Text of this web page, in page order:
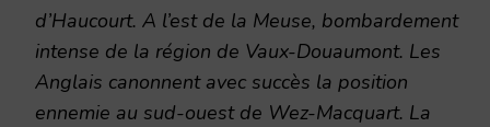
d’Haucourt. A l’est de la Meuse, bombardement
intense de la région de Vaux-Douaumont. Les
Anglais canonnent avec succès la position
ennemie au sud-ouest de Wez-Macquart. La